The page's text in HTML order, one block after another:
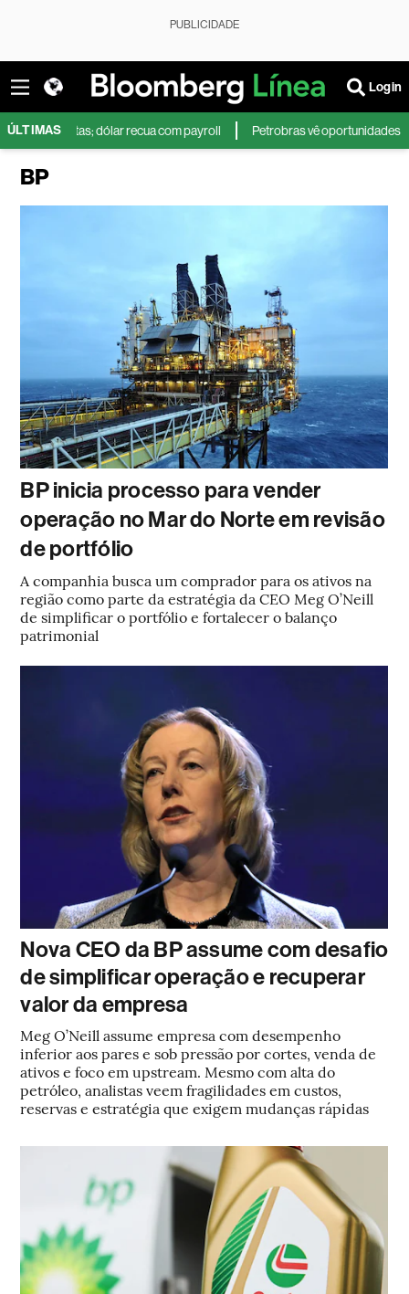
PUBLICIDADE
Login
ÚLTIMASdólar recua com payroll Petrobras vê oportunidades com
BP
BP inicia processo para vender
operação no Mar do Norte em revisão
de portfólio
A companhia busca um comprador para os ativos na
região como parte da estratégia da CEO Meg O’Neill
de simplificar o portfólio e fortalecer o balanço
patrimonial
Nova CEO da BP assume com desafio
de simplificar operação e recuperar
valor da empresa
Meg O’Neill assume empresa com desempenho
inferior aos pares e sob pressão por cortes, venda de
ativos e foco em upstream. Mesmo com alta do
petróleo, analistas veem fragilidades em custos,
reservas e estratégia que exigem mudanças rápidas